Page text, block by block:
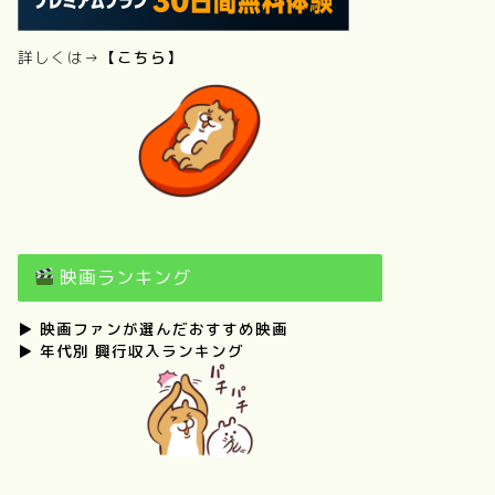
詳しくは→ 【こちら】
映画ランキング
▶ 映画ファンが選んだおすすめ映画
▶ 年代別 興行収入ランキング